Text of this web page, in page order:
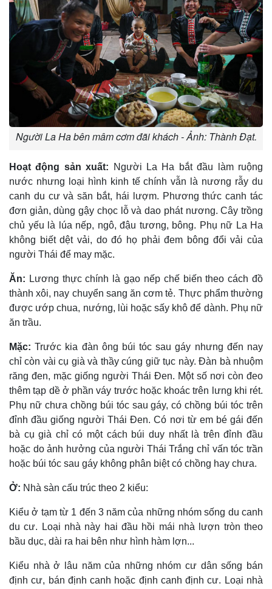
Người La Ha bên mâm cơm đãi khách - Ảnh: Thành Đạt.
Hoạt động sản xuất:
Người La Ha bắt đầu làm ruộng
nước nhưng loại hình kinh tế chính vẫn là nương rẫy du
canh du cư và săn bắt, hái lượm. Phương thức canh tác
đơn giản, dùng gậy chọc lỗ và dao phát nương. Cây trồng
chủ yếu là lúa nếp, ngô, đậu tương, bông. Phụ nữ La Ha
không biết dệt vải, do đó họ phải đem bông đổi vải của
người Thái để may mặc.
Ăn: Lương thực chính là gạo nếp chế biến theo cách đồ
thành xôi, nay chuyển sang ăn cơm tẻ. Thực phẩm thường
được ướp chua, nướng, lùi hoặc sấy khô để dành. Phụ nữ
ăn trầu.
Mặc:Trước kia đàn ông búi tóc sau gáy nhưng đến nay
chỉ còn vài cụ già và thầy cúng giữ tục này. Ðàn bà nhuộm
răng đen, mặc giống người Thái Ðen. Một số nơi còn đeo
thêm tạp dề ở phần váy trước hoặc khoác trên lưng khi rét.
Phụ nữ chưa chồng búi tóc sau gáy, có chồng búi tóc trên
đỉnh đầu giống người Thái Ðen. Có nơi từ em bé gái đến
bà cụ già chỉ có một cách búi duy nhất là trên đỉnh đầu
hoặc do ảnh hưởng của người Thái Trắng chỉ vấn tóc trần
hoặc búi tóc sau gáy không phân biệt có chồng hay chưa.
Ở: Nhà sàn cấu trúc theo 2 kiểu:
Kiểu ở tạm từ 1 đến 3 năm của những nhóm sống du canh
du cư. Loại nhà này hai đầu hồi mái nhà lượn tròn theo
bầu dục, dài ra hai bên như hình hàm lợn...
Kiểu nhà ở lâu năm của những nhóm cư dân sống bán
định cư, bán định canh hoặc định canh định cư. Loại nhà